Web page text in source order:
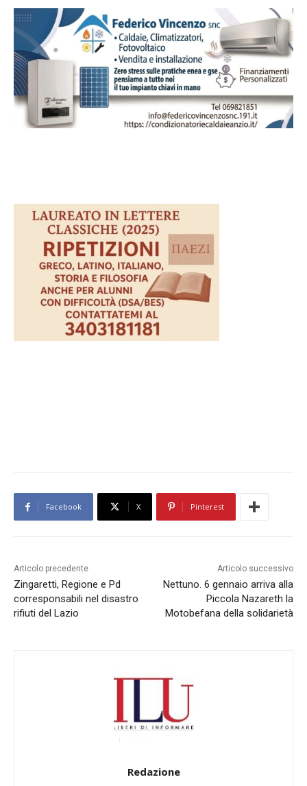
Facebook X Pinterest
Articolo precedente
Zingaretti, Regione e Pd
corresponsabili nel disastro
rifiuti del Lazio
Articolo successivo
Nettuno. 6 gennaio arriva alla
Piccola Nazareth la
Motobefana della solidarietà
Redazione